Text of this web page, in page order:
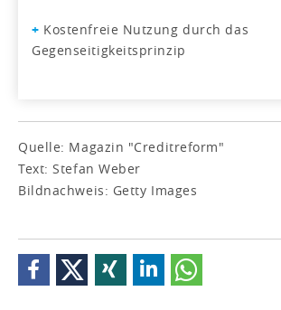
+ Kostenfreie Nutzung durch das
Gegenseitigkeitsprinzip
Quelle: Magazin "Creditreform"
Text: Stefan Weber
Bildnachweis: Getty Images